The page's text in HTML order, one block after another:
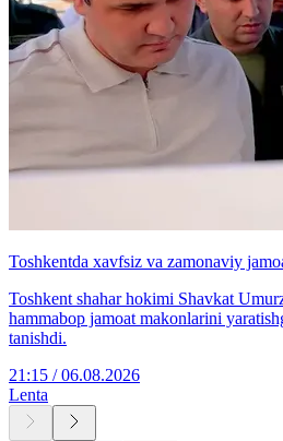
Toshkentda xavfsiz va zamonaviy
Toshkent shahar hokimi Shavkat
hammabop jamoat makonlarini
tanishdi.
21:15 / 06.08.2026
Lenta